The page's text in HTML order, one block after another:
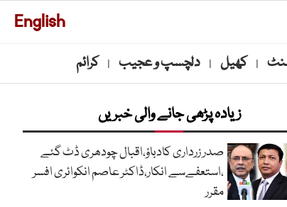
English
| کھیل | دلچسپ و عجیب | کرائم
زیادہ پڑھی جانے والی خبریں
صدر زرداری کادباؤ،اقبال چودھری ڈٹ گئے
،استعفےسے انکار،ڈاکٹر عاصم انکوائری افسر
مقرر